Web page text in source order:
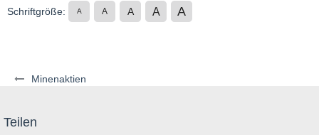
Minenaktien
Schriftgröße: A A A A A
Teilen